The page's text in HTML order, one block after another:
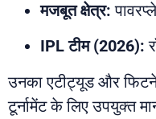
मजबूत क्षेत्र:
IPL टीम (2026):
उनका एटीट्यूड और
टूर्नामेंट के लिए उपयुक्त